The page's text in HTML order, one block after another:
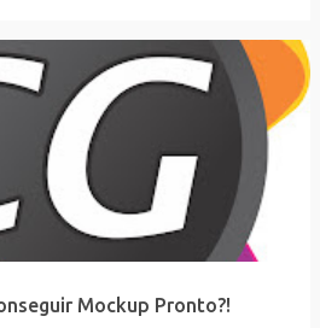
Mockup Pronto?!